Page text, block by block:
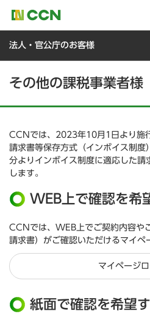
法人・官公庁のお客様
その他の課税事業者様
CCNでは、2023年10月1日より施
請求書等保存方式（インボイス制
分よりインボイス制度に適応した請
します。
WEB上で確認を希
CCNでは、WEB上でご契約内容や
請求書）がご確認いただけるマイペ
マイページ
紙面で確認を希望